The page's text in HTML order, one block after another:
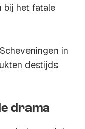
bij het fatale
in
destijds
drama